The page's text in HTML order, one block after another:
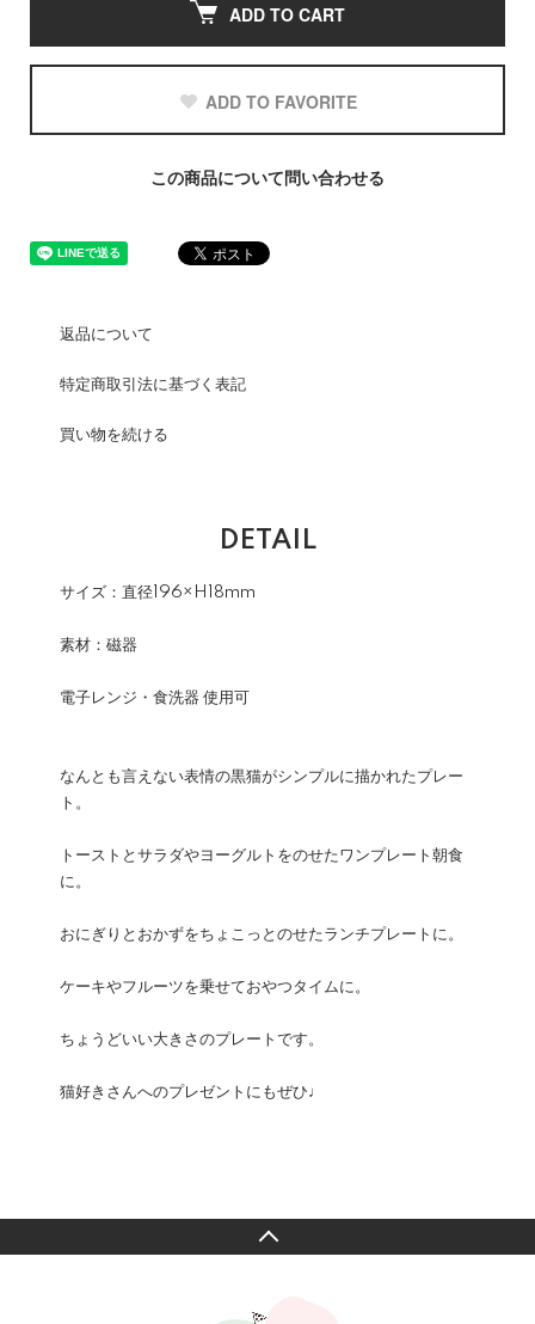
ADD TO CART
ADD TO FAVORITE
この商品について問い合わせる
返品について
特定商取引法に基づく表記
買い物を続ける
DETAIL
サイズ：直径196×H18mm
素材：磁器
電子レンジ・食洗器 使用可
なんとも言えない表情の黒猫がシンプルに描かれたプレー
ト。
トーストとサラダやヨーグルトをのせたワンプレート朝食
に。
おにぎりとおかずをちょこっとのせたランチプレートに。
ケーキやフルーツを乗せておやつタイムに。
ちょうどいい大きさのプレートです。
猫好きさんへのプレゼントにもぜひ♩